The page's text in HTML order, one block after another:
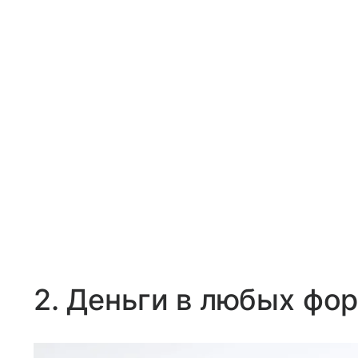
2. Деньги в любых